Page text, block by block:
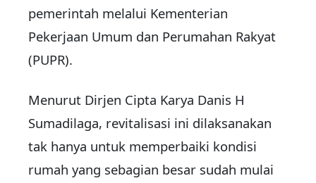
pemerintah melalui Kementerian
Pekerjaan Umum dan Perumahan Rakyat
(PUPR).
Menurut Dirjen Cipta Karya Danis H
Sumadilaga, revitalisasi ini dilaksanakan
tak hanya untuk memperbaiki kondisi
rumah yang sebagian besar sudah mulai